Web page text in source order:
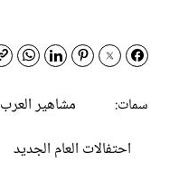
سمات:
مشاهير العرب
احتفالات العام الجديد